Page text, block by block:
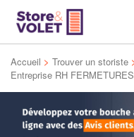
Accueil > Trouver un storiste
Entreprise RH